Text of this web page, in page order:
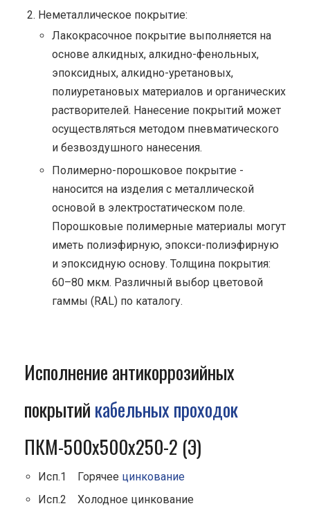
Неметаллическое покрытие:
Лакокрасочное покрытие выполняется на
основе алкидных, алкидно-фенольных,
эпоксидных, алкидно-уретановых,
полиуретановых материалов и органических
растворителей. Нанесение покрытий может
осуществляться методом пневматического
и безвоздушного нанесения.
Полимерно-порошковое покрытие -
наносится на изделия с металлической
основой в электростатическом поле.
Порошковые полимерные материалы могут
иметь полиэфирную, эпокси-полиэфирную
и эпоксидную основу. Толщина покрытия:
60–80 мкм. Различный выбор цветовой
гаммы (RAL) по каталогу.
Исполнение антикоррозийных
покрытий кабельных проходок
ПКМ-500х500х250-2 (Э)
Исп.1 Горячее цинкование
Исп.2 Холодное цинкование